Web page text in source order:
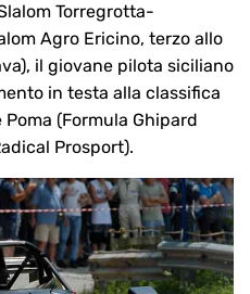
Torregrotta-
Agro Ericino, terzo allo
il giovane pilota siciliano
in testa alla classifica
(Formula Ghipard
Prosport).